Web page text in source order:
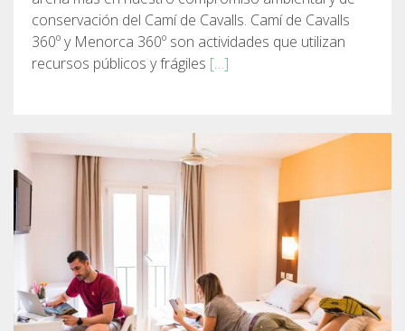
conservación del Camí de Cavalls. Camí de Cavalls
360º y Menorca 360º son actividades que utilizan
recursos públicos y frágiles […]